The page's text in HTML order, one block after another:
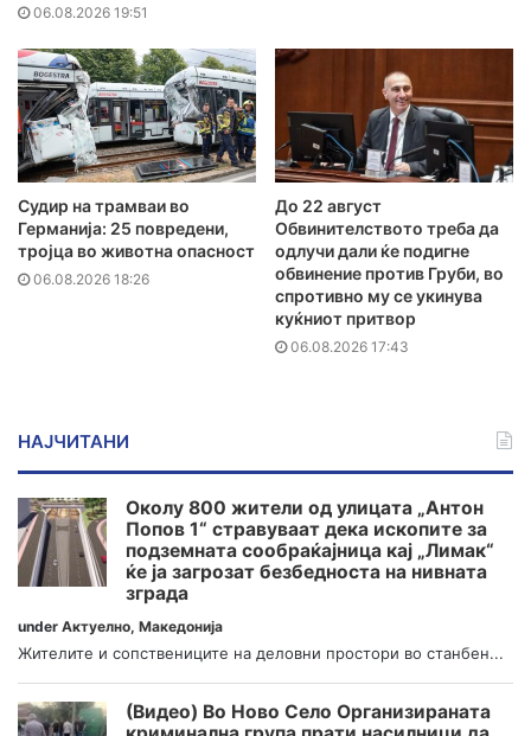
06.08.2026 19:51
Судир на трамваи во
Германија: 25 повредени,
тројца во животна опасност
06.08.2026 18:26
До 22 август
Обвинителството треба да
одлучи дали ќе подигне
обвинение против Груби, во
спротивно му се укинува
куќниот притвор
06.08.2026 17:43
НАЈЧИТАНИ
Околу 800 жители од улицата „Антон
Попов 1“ стравуваат дека ископите за
подземната сообраќајница кај „Лимак“
ќе ја загрозат безбедноста на нивната
зграда
under Актуелно, Македонија
Жителите и сопствениците на деловни простори во станбен...
(Видео) Во Ново Село Организираната